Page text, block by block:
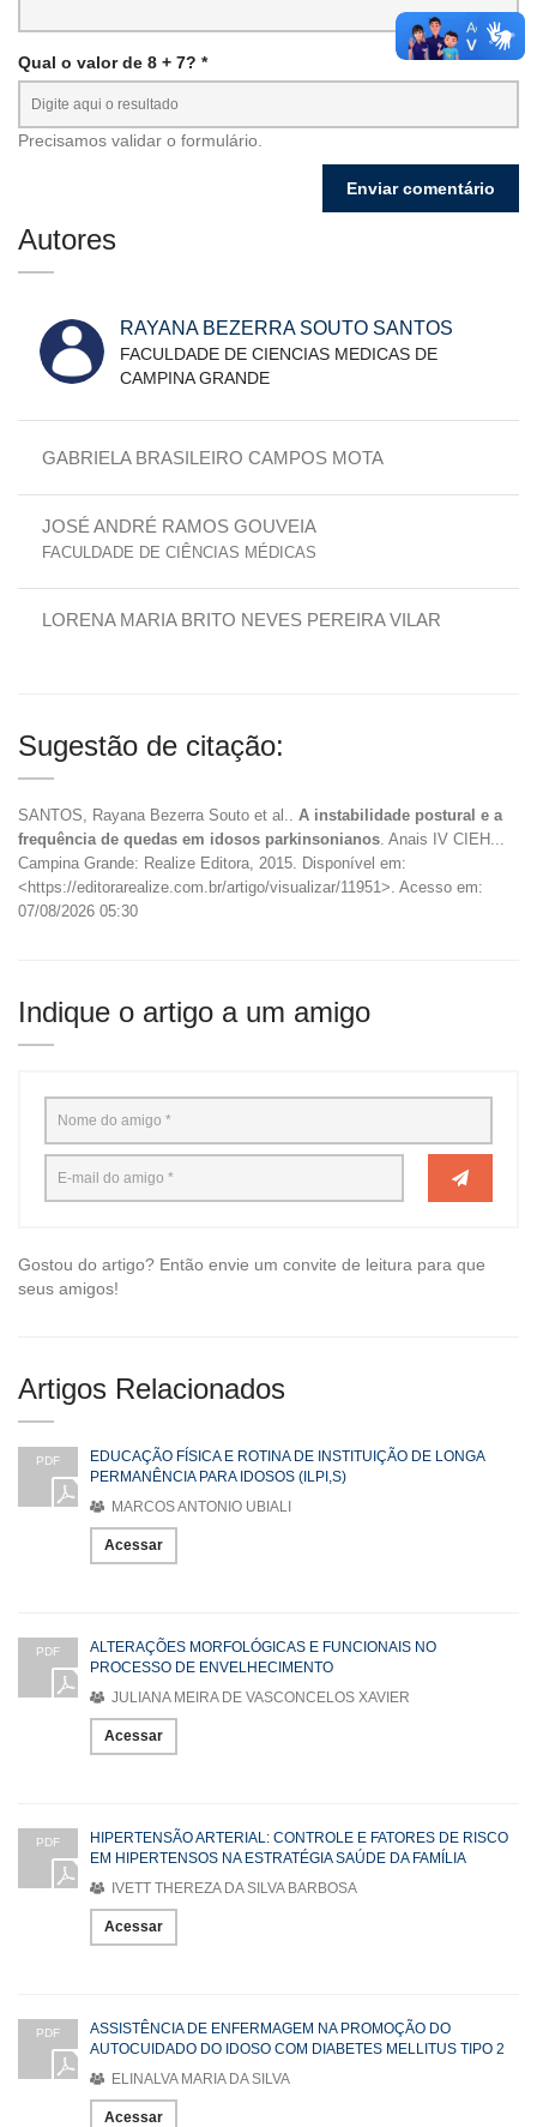
Qual o valor de 8 + 7? *
Precisamos validar o formulário.
Autores
RAYANA BEZERRA SOUTO SANTOS
FACULDADE DE CIENCIAS MEDICAS DE
CAMPINA GRANDE
GABRIELA BRASILEIRO CAMPOS MOTA
JOSÉ ANDRÉ RAMOS GOUVEIA
FACULDADE DE CIÊNCIAS MÉDICAS
LORENA MARIA BRITO NEVES PEREIRA VILAR
Sugestão de citação:
SANTOS, Rayana Bezerra Souto et al.. A instabilidade postural e a
frequência de quedas em idosos parkinsonianos . Anais IV CIEH...
Campina Grande: Realize Editora, 2015. Disponível em:
<https://editorarealize.com.br/artigo/visualizar/11951>. Acesso em:
07/08/2026 05:30
Indique o artigo a um amigo
Gostou do artigo? Então envie um convite de leitura para que
seus amigos!
Artigos Relacionados
PDF
EDUCAÇÃO FÍSICA E ROTINA DE INSTITUIÇÃO DE LONGA
PERMANÊNCIA PARA IDOSOS (ILPI,S)
MARCOS ANTONIO UBIALI
Acessar
PDF
ALTERAÇÕES MORFOLÓGICAS E FUNCIONAIS NO
PROCESSO DE ENVELHECIMENTO
JULIANA MEIRA DE VASCONCELOS XAVIER
Acessar
PDF
HIPERTENSÃO ARTERIAL: CONTROLE E FATORES DE RISCO
EM HIPERTENSOS NA ESTRATÉGIA SAÚDE DA FAMÍLIA
IVETT THEREZA DA SILVA BARBOSA
Acessar
PDF
ASSISTÊNCIA DE ENFERMAGEM NA PROMOÇÃO DO
AUTOCUIDADO DO IDOSO COM DIABETES MELLITUS TIPO 2
ELINALVA MARIA DA SILVA
Acessar